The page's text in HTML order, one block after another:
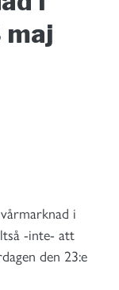
i
-inte- att
den 23:e